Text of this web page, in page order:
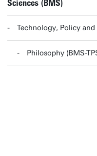
Sciences (BMS)
Technology, Policy and
Philosophy (BMS-